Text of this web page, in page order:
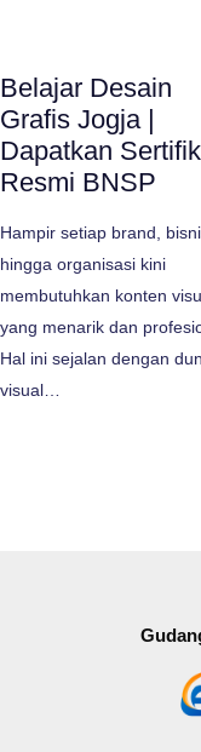
Belajar Desain
Grafis Jogja |
Dapatkan
Resmi BNSP
Hampir setiap brand,
hingga organisasi kini
membutuhkan konten
yang menarik dan
Hal ini sejalan dengan
visual…